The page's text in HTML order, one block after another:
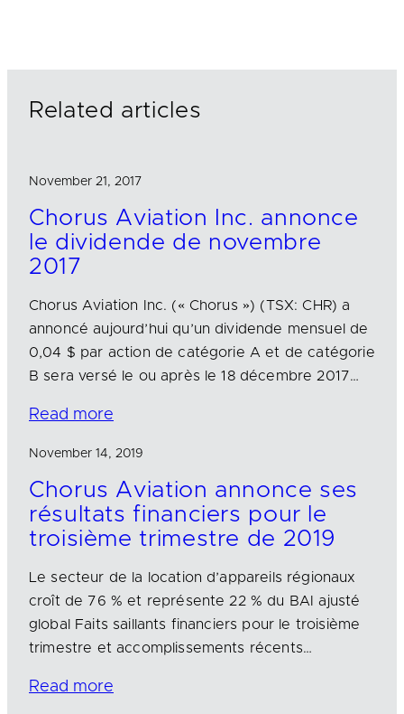
Related articles
November 21, 2017
Chorus Aviation Inc. annonce
le dividende de novembre
2017
Chorus Aviation Inc. (« Chorus ») (TSX: CHR) a
annoncé aujourd’hui qu’un dividende mensuel de
0,04 $ par action de catégorie A et de catégorie
B sera versé le ou après le 18 décembre 2017…
Read more
November 14, 2019
Chorus Aviation annonce ses
résultats financiers pour le
troisième trimestre de 2019
Le secteur de la location d’appareils régionaux
croît de 76 % et représente 22 % du BAI ajusté
global Faits saillants financiers pour le troisième
trimestre et accomplissements récents…
Read more